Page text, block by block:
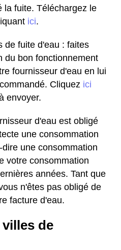
la fuite. Téléchargez le
ici.
de fuite d'eau : faites
du bon fonctionnement
fournisseur d'eau en lui
Cliquez ici
envoyer.
d'eau est obligé
une consommation
une consommation
votre consommation
années. Tant que
n'êtes pas obligé de
facture d'eau.
de